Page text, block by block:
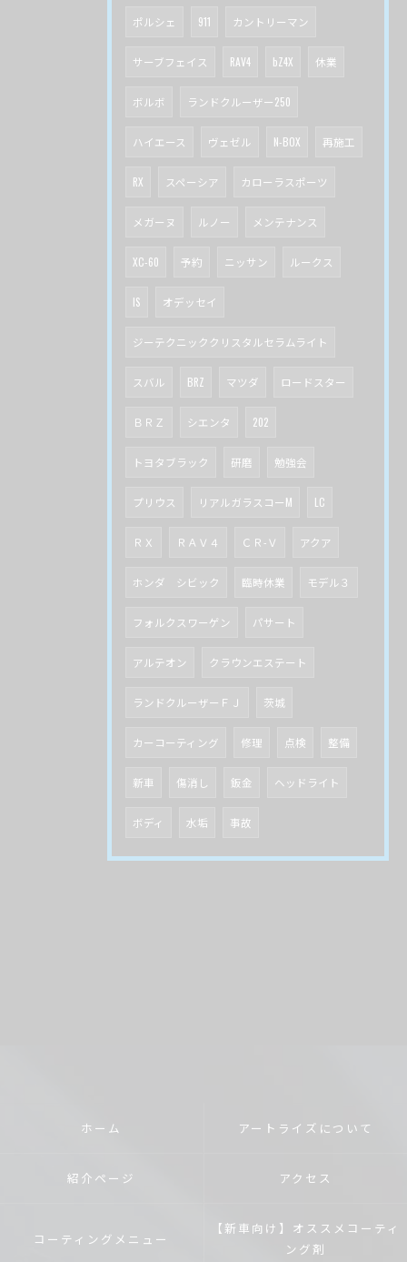
ポルシェ 911 カントリーマン
サーブフェイス RAV4 bZ4X 休業
ボルボ ランドクルーザー250
ハイエース ヴェゼル N-BOX 再施工
RX スペーシア カローラスポーツ
メガーヌ ルノー メンテナンス
XC-60 予約 ニッサン ルークス
IS オデッセイ
ジーテクニッククリスタルセラムライト
スバル BRZ マツダ ロードスター
ＢＲＺ シエンタ 202
トヨタブラック 研磨 勉強会
プリウス リアルガラスコーM LC
ＲＸ ＲＡＶ４ ＣＲ-Ｖ アクア
ホンダ シビック 臨時休業 モデル３
フォルクスワーゲン パサート
アルテオン クラウンエステート
ランドクルーザーＦＪ 茨城
カーコーティング 修理 点検 整備
新車 傷消し 鈑金 ヘッドライト
ボディ 水垢 事故
ホーム アートライズについて
紹介ページ アクセス
コーティングメニュー
【新車向け】オススメコーティ
ング剤